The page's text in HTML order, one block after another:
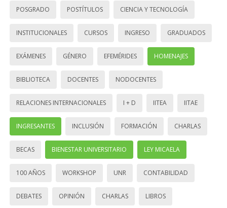
POSGRADO POSTÍTULOS CIENCIA Y TECNOLOGÍA
INSTITUCIONALES CURSOS INGRESO GRADUADOS
EXÁMENES GÉNERO EFEMÉRIDES HOMENAJES
BIBLIOTECA DOCENTES NODOCENTES
RELACIONES INTERNACIONALES I + D IITEA IITAE
INGRESANTES INCLUSIÓN FORMACIÓN CHARLAS
BECAS BIENESTAR UNIVERSITARIO LEY MICAELA
100 AÑOS WORKSHOP UNR CONTABILIDAD
DEBATES OPINIÓN CHARLAS LIBROS